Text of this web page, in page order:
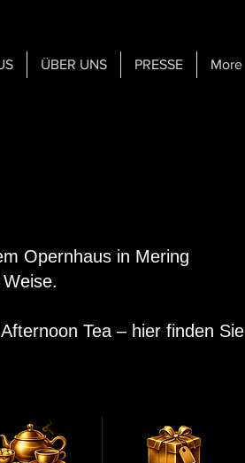
ÜBER UNS PRESSE More
Opernhaus in Mering
Tea – hier finden Sie